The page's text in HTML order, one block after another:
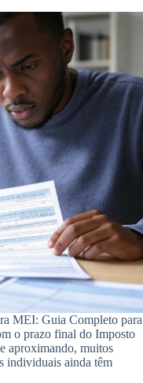
MEI: Guia Completo para
o prazo final do Imposto
aproximando, muitos
individuais ainda têm